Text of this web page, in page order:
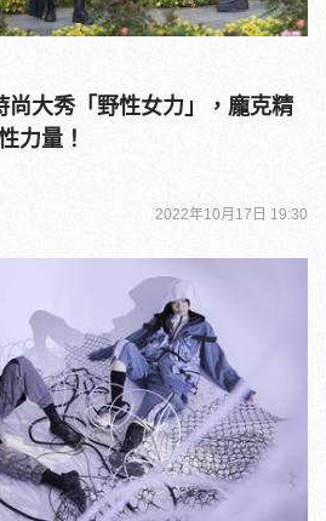
大秀「野性女力」，龐克精
力量！
2022年10月17日 19:30